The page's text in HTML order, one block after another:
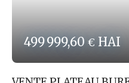
499 999,60 € HAI